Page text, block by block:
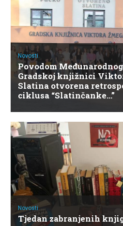
Novosti
Povodom
Gradskoj knjižnici
Slatina otvorena
ciklusa “Slatinčanke…”
Novosti
Tjedan zabranjenih